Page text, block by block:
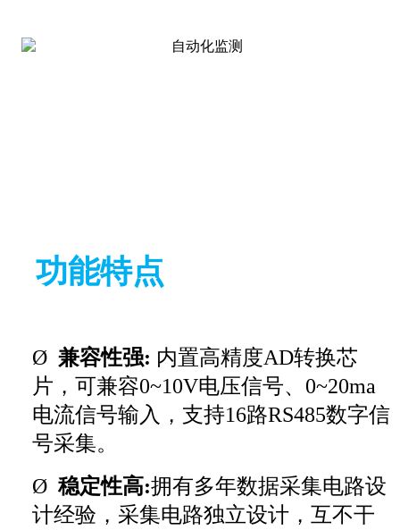
功能特点
Ø 兼容性强: 内置高精度AD转换芯
片，可兼容0~10V电压信号、0~20ma
电流信号输入，支持16路RS485数字信
号采集。
Ø 稳定性高:拥有多年数据采集电路设
计经验，采集电路独立设计，互不干